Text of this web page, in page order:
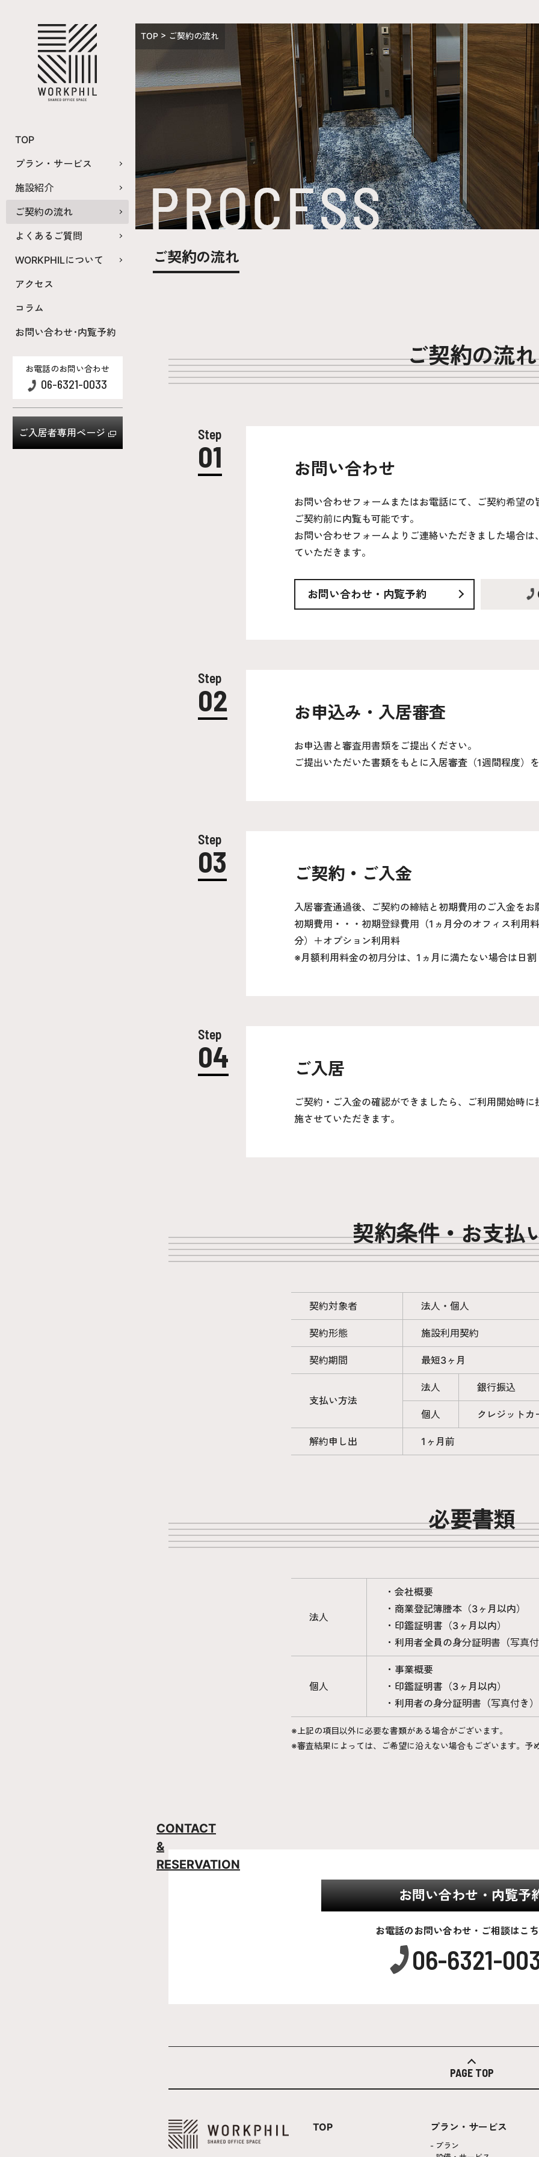
TOP
プラン・サービス
施設紹介
ご契約の流れ
よくあるご質問
WORKPHILについて
アクセス
コラム
お問い合わせ･内覧予約
お電話のお問い合わせ
06-6321-0033
ご入居者専用ページ
TOP ご契約の流れ
ご契約の流れ
ご契約の流れ
Step
01 お問い合わせ
お問い合わせフォームまたはお電話にて、ご契約希望
ご契約前に内覧も可能です。
お問い合わせフォームよりご連絡いただきました場合
ていただきます。
お問い合わせ・内覧予約
Step
02 お申込み・入居審査
お申込書と審査用書類をご提出ください。
ご提出いただいた書類をもとに入居審査（1週間程度）
Step
03 ご契約・ご入金
入居審査通過後、ご契約の締結と初期費用のご入金をお
初期費用・・・初期登録費用（1ヵ月分のオフィス利用
分）＋オプション利用料
※月額利用料金の初月分は、1ヵ月に満たない場合は日
Step
04 ご入居
ご契約・ご入金の確認ができましたら、ご利用開始時
施させていただきます。
契約条件・お支払
契約対象者 法人・個人
契約形態 施設利用契約
契約期間 最短3ヶ月
支払い方法
法人 銀行振込
個人 クレジットカ
解約申し出 1ヶ月前
必要書類
法人
・会社概要
・商業登記簿謄本（3ヶ月以内）
・印鑑証明書（3ヶ月以内）
・利用者全員の身分証明書（写真
個人
・事業概要
・印鑑証明書（3ヶ月以内）
・利用者の身分証明書（写真付き）
※上記の項目以外に必要な書類がある場合がございます。
※審査結果によっては、ご希望に沿えない場合もございます。予
CONTACT
&
RESERVATION
お問い合わせ・内覧予
お電話のお問い合わせ・ご相談はこ
06-6321-
PAGE TOP
TOP プラン・サービス
プラン